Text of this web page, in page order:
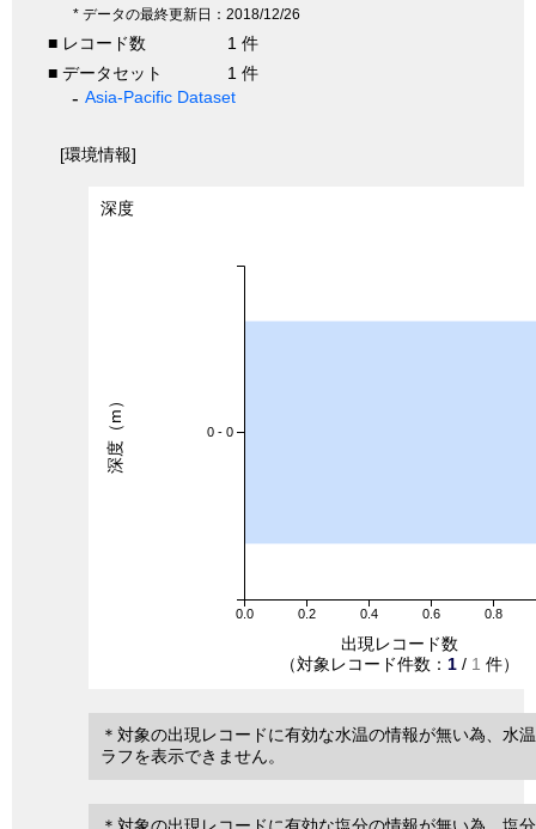
* データの最終更新日：2018/12/26
■ レコード数
1 件
■ データセット
1 件
Asia-Pacific Dataset
[環境情報]
深度
0.0 0.2 0.4 0.6 0.8
0 - 0
出現レコード数
（対象レコード件数： 1 / 1 件）
深度（m）
＊対象の出現レコードに有効な水温の情報が無い為、水
ラフを表示できません。